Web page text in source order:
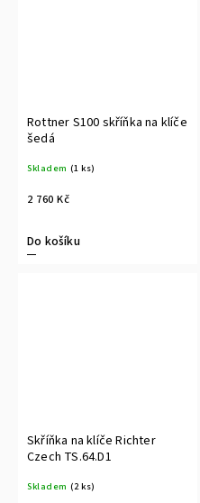
Rottner S100 skříňka na klíče
šedá
Skladem (1 ks)
2 760 Kč
Do košíku
Skříňka na klíče Richter
Czech TS.64.D1
Skladem (2 ks)